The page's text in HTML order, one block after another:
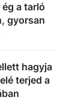
a tarló
gyorsan
hagyja
terjed a